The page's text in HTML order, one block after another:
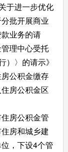
于进一步优化
批开展商业
业务的请
理中心受托
）〉的请示》
公积金缴存
房公积金区
房公积金管
房和城乡建
，下设4个管